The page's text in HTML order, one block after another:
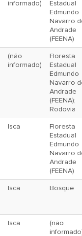
informado)
Estadual
Edmundo
Navarro
Andrade
(FEENA)
(não
informado)
Floresta
Estadual
Edmundo
Navarro
Andrade
(FEENA);
Rodovia
Isca
Floresta
Estadual
Edmundo
Navarro
Andrade
(FEENA)
Isca Bosque
Isca
(não